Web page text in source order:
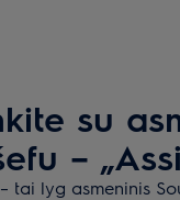
su
–
tai lyg asmeninis